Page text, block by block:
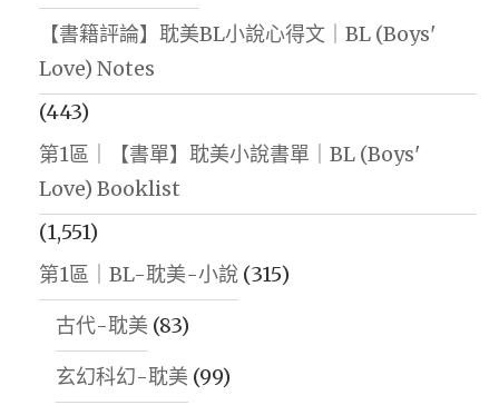
【書籍評論】耽美BL小說心得文｜BL (Boys'
Love) Notes
(443)
第1區｜【書單】耽美小說書單｜BL (Boys'
Love) Booklist
(1,551)
第1區｜BL-耽美-小說 (315)
古代-耽美 (83)
玄幻科幻-耽美 (99)